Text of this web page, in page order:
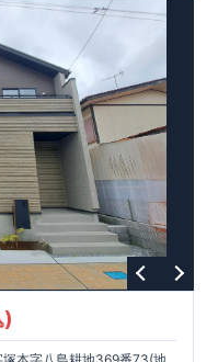
サービス料
プンサニタリーirodori
、 固定資産税の減額期間
れます。
の1.5倍の耐震性。 地震保
成済みにつき、​実際の
確認いただけます。 ​
はこちら